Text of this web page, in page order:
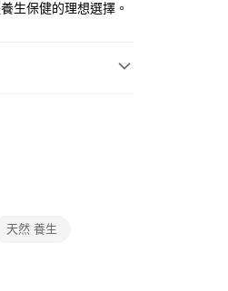
生保健的理想選擇。
天然 養生